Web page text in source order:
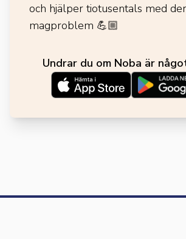
och hjälper tiotusentals med
magproblem 💪🏼
Undrar du om Noba är